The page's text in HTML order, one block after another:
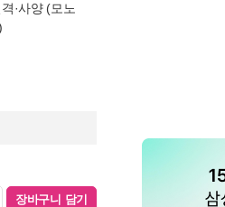
·사양 (모노
장바구니 담기